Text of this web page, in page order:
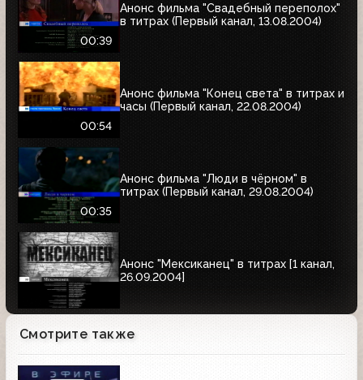
00:39
Анонс фильма "Свадебный переполох"
в титрах (Первый канал, 13.08.2004)
00:54
Анонс фильма "Конец света" в титрах и
часы (Первый канал, 22.08.2004)
00:35
Анонс фильма "Люди в чёрном" в
титрах (Первый канал, 29.08.2004)
Анонс "Мексиканец" в титрах [1 канал,
26.09.2004]
Смотрите также